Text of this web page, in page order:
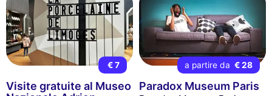
€ 7
Visite gratuite al Museo
a partire da € 28
Paradox Museum Paris